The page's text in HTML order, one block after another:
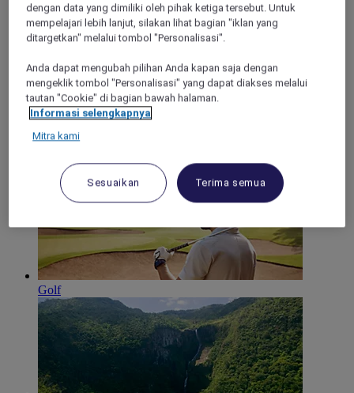
Family time
Golf
dengan data yang dimiliki oleh pihak ketiga tersebut. Untuk
mempelajari lebih lanjut, silakan lihat bagian "iklan yang
ditargetkan" melalui tombol "Personalisasi".
Anda dapat mengubah pilihan Anda kapan saja dengan
mengeklik tombol "Personalisasi" yang dapat diakses melalui
tautan "Cookie" di bagian bawah halaman.
Informasi selengkapnya
Mitra kami
Sesuaikan Terima semua